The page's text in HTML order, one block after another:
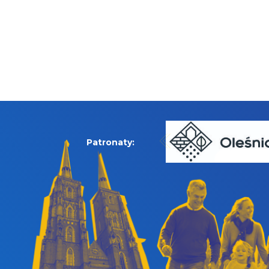
Patronaty: